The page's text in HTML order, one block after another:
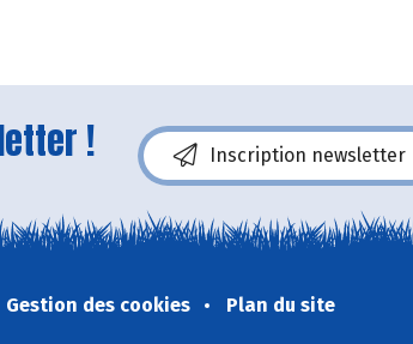
! Inscription newsletter
Gestion des cookies Plan du site